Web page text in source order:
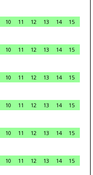
10 11 12 13 14
15
10 11 12 13 14
15
10 11 12 13 14
15
10 11 12 13 14
15
10 11 12 13 14
15
10 11 12 13 14
15